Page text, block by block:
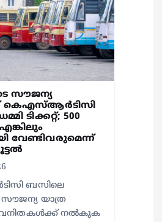
സൗജന്യ
കെഎസ്ആര്‍ടിസി
ടിക്കറ്റ്; 500
വേണ്ടിവരുമെന്ന്
ബസിലെ
യാത്ര
വനിതകള്‍ക്ക് നല്‍കുക